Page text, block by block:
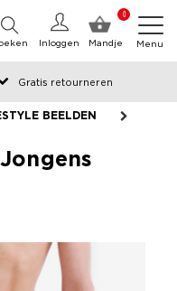
0
Mandje
Inloggen Menu
Gratis retourneren
dezelfde dag verzonden
BEELDEN